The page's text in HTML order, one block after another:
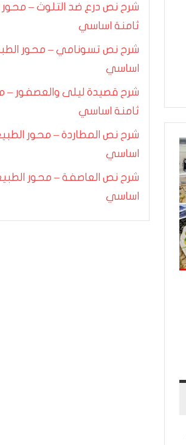
شرح نص درع ضد التلوث – محور
ثامنة اساسي
شرح نص تسونامي – محور
اساسي
شرح قصيدة ليلى والعصفور –
ثامنة اساسي
شرح نص المطاردة – محور
اساسي
شرح نص العاصفة – محور
اساسي